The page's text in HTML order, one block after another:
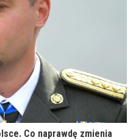
Co naprawdę zmienia